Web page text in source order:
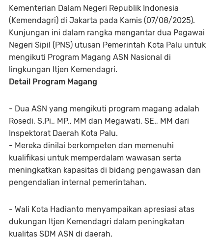
Kementerian Dalam Negeri Republik Indonesia
(Kemendagri) di Jakarta pada Kamis (07/08/2025).
Kunjungan ini dalam rangka mengantar dua Pegawai
Negeri Sipil (PNS) utusan Pemerintah Kota Palu untuk
mengikuti Program Magang ASN Nasional di
lingkungan Itjen Kemendagri.
Detail Program Magang
- Dua ASN yang mengikuti program magang adalah
Rosedi, S.Pi., MP., MM dan Megawati, SE., MM dari
Inspektorat Daerah Kota Palu.
- Mereka dinilai berkompeten dan memenuhi
kualifikasi untuk memperdalam wawasan serta
meningkatkan kapasitas di bidang pengawasan dan
pengendalian internal pemerintahan.
- Wali Kota Hadianto menyampaikan apresiasi atas
dukungan Itjen Kemendagri dalam peningkatan
kualitas SDM ASN di daerah.